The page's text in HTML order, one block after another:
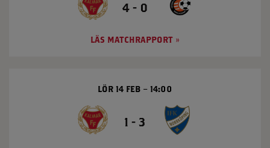
4 - 0
LÄS MATCHRAPPORT
1 - 3
LÖR 14 FEB 14:00